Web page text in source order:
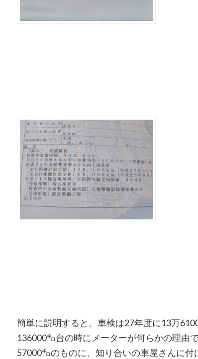
簡単に説明すると、車検は27年度に13万
136000㌔台の時にメーターが何らかの理由
57000㌔のものに、知り合いの車屋さんに付